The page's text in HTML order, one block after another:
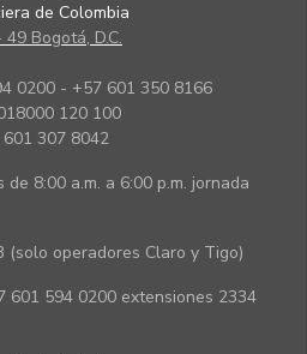
de Colombia
Bogotá, D.C.
0200 - +57 601 350 8166
120 100
307 8042
de 8:00 a.m. a 6:00 p.m. jornada
(solo operadores Claro y Tigo)
601 594 0200 extensiones 2334